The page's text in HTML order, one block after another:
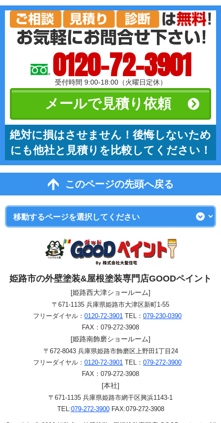
0120-72-3901
受付時間 9:00-18:00（火曜日定休）
メールで見積り依頼
絶対に損はさせません！後悔しないため
にも他社と見積りを比較してください！
このページの先頭へ戻る
姫路市の外壁塗装&屋根塗装専門店GOODペイント
[姫路西大津ショールーム]
〒671-1135 兵庫県姫路市大津区新町1-55
フリーダイヤル： 0120-72-3901 TEL： 079-230-0390
FAX：079-272-3908
[姫路南飾磨ショールーム]
〒672-8043 兵庫県姫路市飾磨区上野田1丁目24
フリーダイヤル： 0120-72-3901 TEL： 079-272-3900
FAX：079-272-3908
[本社]
〒671-1135 兵庫県姫路市網干区興浜1143-1
TEL:079-272-3900FAX:079-272-3908